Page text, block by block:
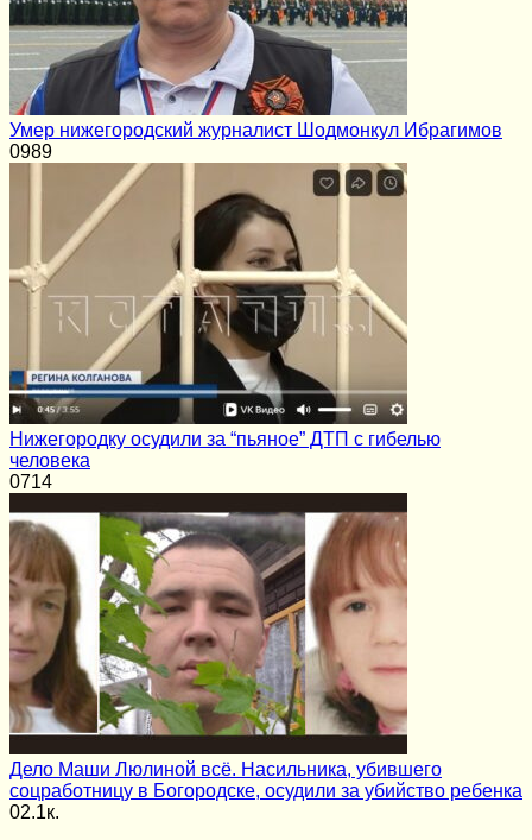
Умер нижегородский журналист Шодмонкул Ибрагимов
0989
Нижегородку осудили за “пьяное” ДТП с гибелью
человека
0714
Дело Маши Люлиной всё. Насильника, убившего
соцработницу в Богородске, осудили за убийство ребенка
02.1к.